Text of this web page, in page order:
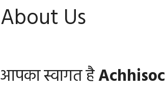
About Us
आपका स्वागत है